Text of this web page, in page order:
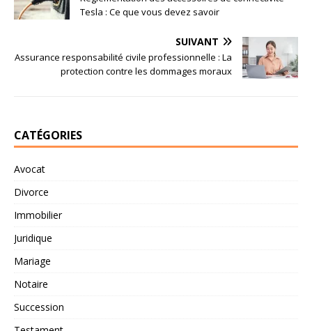
Tesla : Ce que vous devez savoir
SUIVANT
Assurance responsabilité civile professionnelle : La
protection contre les dommages moraux
CATÉGORIES
Avocat
Divorce
Immobilier
Juridique
Mariage
Notaire
Succession